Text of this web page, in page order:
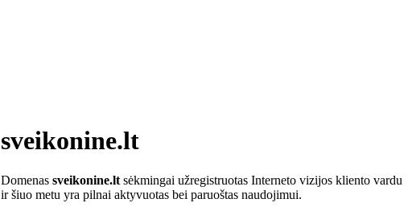
sveikonine.lt
Domenas sveikonine.lt sėkmingai užregistruotas Interneto vizijos kliento vardu
ir šiuo metu yra pilnai aktyvuotas bei paruoštas naudojimui.